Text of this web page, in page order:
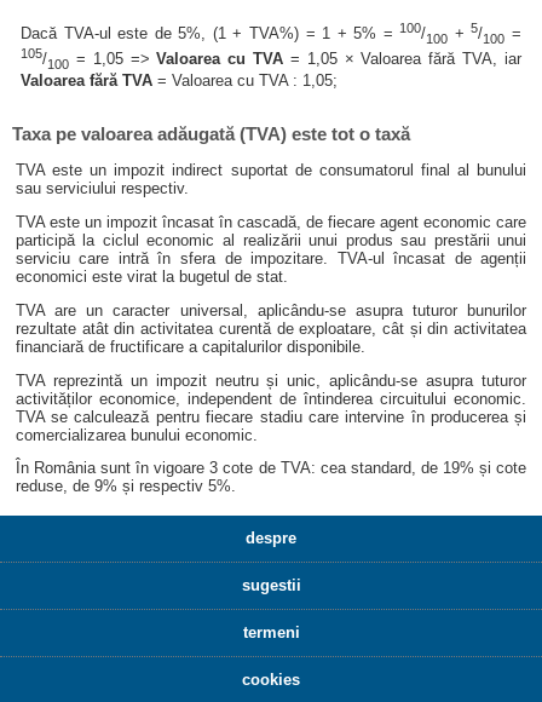
Dacă TVA-ul este de 5%, (1 + TVA%) = 1 + 5% =100/100 +5/100 =
105/100 = 1,05 =>Valoarea cu TVA = 1,05 × Valoarea fără TVA, iar
Valoarea fără TVA = Valoarea cu TVA : 1,05;
Taxa pe valoarea adăugată (TVA) este tot o taxă
TVA este un impozit indirect suportat de consumatorul final al bunului
sau serviciului respectiv.
TVA este un impozit încasat în cascadă, de fiecare agent economic care
participă la ciclul economic al realizării unui produs sau prestării unui
serviciu care intră în sfera de impozitare. TVA-ul încasat de agenții
economici este virat la bugetul de stat.
TVA are un caracter universal, aplicându-se asupra tuturor bunurilor
rezultate atât din activitatea curentă de exploatare, cât și din activitatea
financiară de fructificare a capitalurilor disponibile.
TVA reprezintă un impozit neutru și unic, aplicându-se asupra tuturor
activităților economice, independent de întinderea circuitului economic.
TVA se calculează pentru fiecare stadiu care intervine în producerea și
comercializarea bunului economic.
În România sunt în vigoare 3 cote de TVA: cea standard, de 19% și cote
reduse, de 9% și respectiv 5%.
despre
sugestii
termeni
cookies